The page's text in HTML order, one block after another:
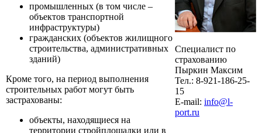
промышленных (в том числе –
объектов транспортной
инфраструктуры)
гражданских (объектов жилищного
строительства, административных
зданий)
Кроме того, на период выполнения
строительных работ могут быть
застрахованы:
объекты, находящиеся на
территории стройплощадки или в
Специалист по
страхованию
Пыркин Максим
Тел.: 8-921-186-25-
15
E-mail: info@l-
port.ru